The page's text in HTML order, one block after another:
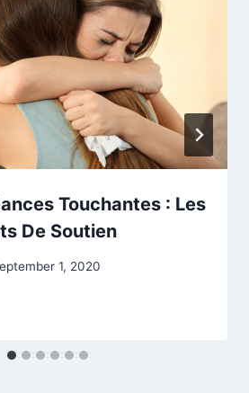
Touchantes : Les
De Soutien
1, 2020